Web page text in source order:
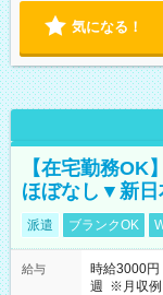
気になる！
【在宅勤務OK
ほぼなし▼新日
派遣 ブランクOK
給与
時給3000
週 ※月収例